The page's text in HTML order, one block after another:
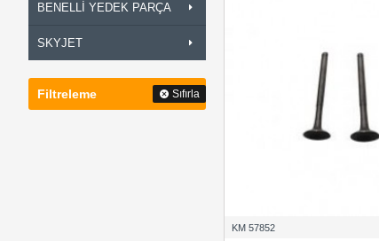
BENELLİ YEDEK PARÇA
SKYJET
Filtreleme Sıfırla
KM 57852